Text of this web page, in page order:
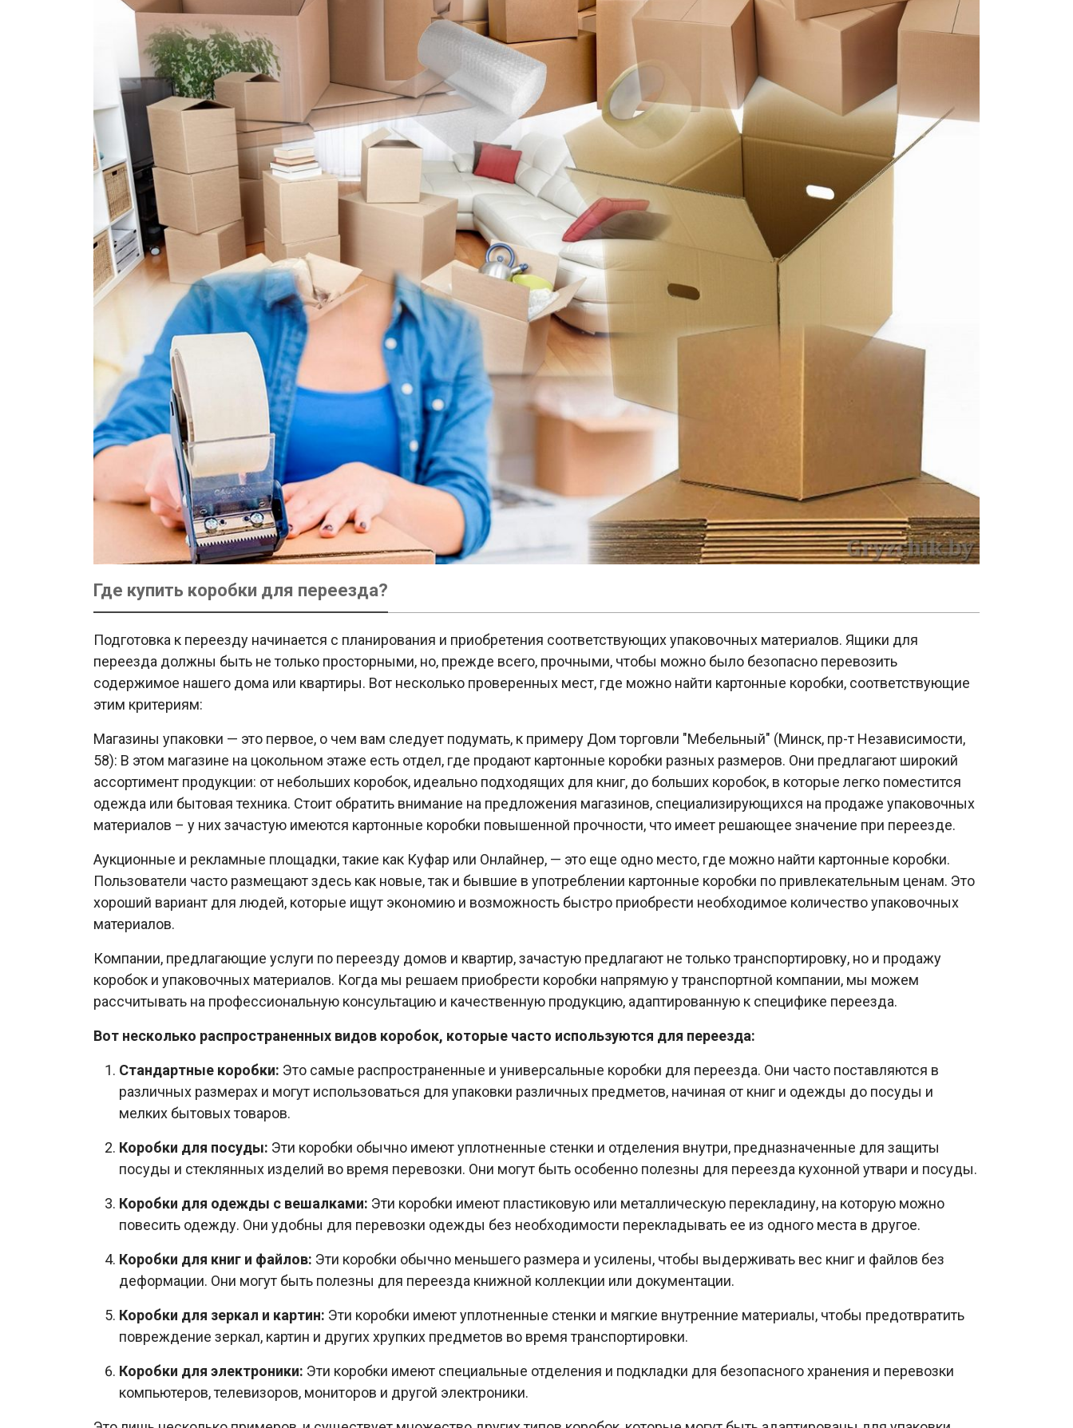
Где купить коробки для переезда?
Подготовка к переезду начинается с планирования и приобретения соответствующих упаковочных материалов. Ящики для
переезда должны быть не только просторными, но, прежде всего, прочными, чтобы можно было безопасно перевозить
содержимое нашего дома или квартиры. Вот несколько проверенных мест, где можно найти картонные коробки, соответствующие
этим критериям:
Магазины упаковки — это первое, о чем вам следует подумать, к примеру Дом торговли "Мебельный" (Минск, пр-т Независимости,
58): В этом магазине на цокольном этаже есть отдел, где продают картонные коробки разных размеров. Они предлагают широкий
ассортимент продукции: от небольших коробок, идеально подходящих для книг, до больших коробок, в которые легко поместится
одежда или бытовая техника. Стоит обратить внимание на предложения магазинов, специализирующихся на продаже упаковочных
материалов – у них зачастую имеются картонные коробки повышенной прочности, что имеет решающее значение при переезде.
Аукционные и рекламные площадки, такие как Куфар или Онлайнер, — это еще одно место, где можно найти картонные коробки.
Пользователи часто размещают здесь как новые, так и бывшие в употреблении картонные коробки по привлекательным ценам. Это
хороший вариант для людей, которые ищут экономию и возможность быстро приобрести необходимое количество упаковочных
материалов.
Компании, предлагающие услуги по переезду домов и квартир, зачастую предлагают не только транспортировку, но и продажу
коробок и упаковочных материалов. Когда мы решаем приобрести коробки напрямую у транспортной компании, мы можем
рассчитывать на профессиональную консультацию и качественную продукцию, адаптированную к специфике переезда.
Вот несколько распространенных видов коробок, которые часто используются для переезда:
Стандартные коробки: Это самые распространенные и универсальные коробки для переезда. Они часто поставляются в
различных размерах и могут использоваться для упаковки различных предметов, начиная от книг и одежды до посуды и
мелких бытовых товаров.
Коробки для посуды: Эти коробки обычно имеют уплотненные стенки и отделения внутри, предназначенные для защиты
посуды и стеклянных изделий во время перевозки. Они могут быть особенно полезны для переезда кухонной утвари и посуды.
Коробки для одежды с вешалками: Эти коробки имеют пластиковую или металлическую перекладину, на которую можно
повесить одежду. Они удобны для перевозки одежды без необходимости перекладывать ее из одного места в другое.
Коробки для книг и файлов: Эти коробки обычно меньшего размера и усилены, чтобы выдерживать вес книг и файлов без
деформации. Они могут быть полезны для переезда книжной коллекции или документации.
Коробки для зеркал и картин: Эти коробки имеют уплотненные стенки и мягкие внутренние материалы, чтобы предотвратить
повреждение зеркал, картин и других хрупких предметов во время транспортировки.
Коробки для электроники: Эти коробки имеют специальные отделения и подкладки для безопасного хранения и перевозки
компьютеров, телевизоров, мониторов и другой электроники.